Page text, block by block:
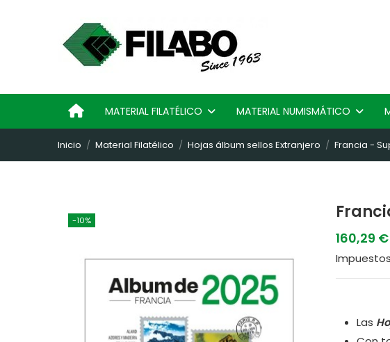
MATERIAL FILATÉLICO MATERIAL NUMISMÁTICO
Inicio Material Filatélico Hojas álbum sellos Extranjero Francia -
-10%
160,29 €
Las